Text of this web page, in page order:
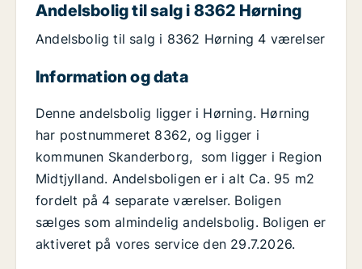
Andelsbolig til salg i 8362 Hørning
Andelsbolig til salg i 8362 Hørning 4 værelser
Information og data
Denne andelsbolig ligger i Hørning. Hørning
har postnummeret 8362, og ligger i
kommunen Skanderborg, som ligger i Region
Midtjylland. Andelsboligen er i alt Ca. 95 m2
fordelt på 4 separate værelser. Boligen
sælges som almindelig andelsbolig. Boligen er
aktiveret på vores service den 29.7.2026.